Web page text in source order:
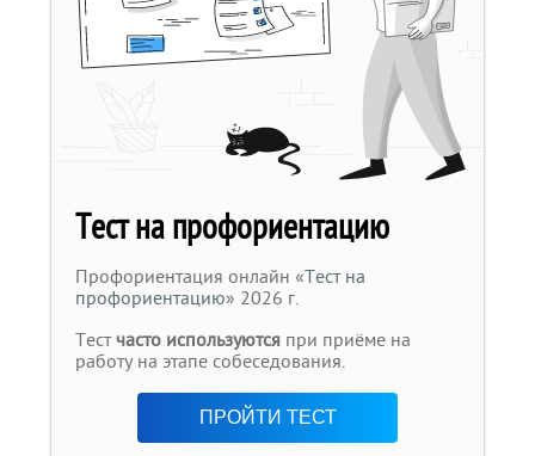
Тест на профориентацию
Профориентация онлайн «Тест на
профориентацию» 2026 г.
Тестчасто используются при приёме на
работу на этапе собеседования.
ПРОЙТИ ТЕСТ